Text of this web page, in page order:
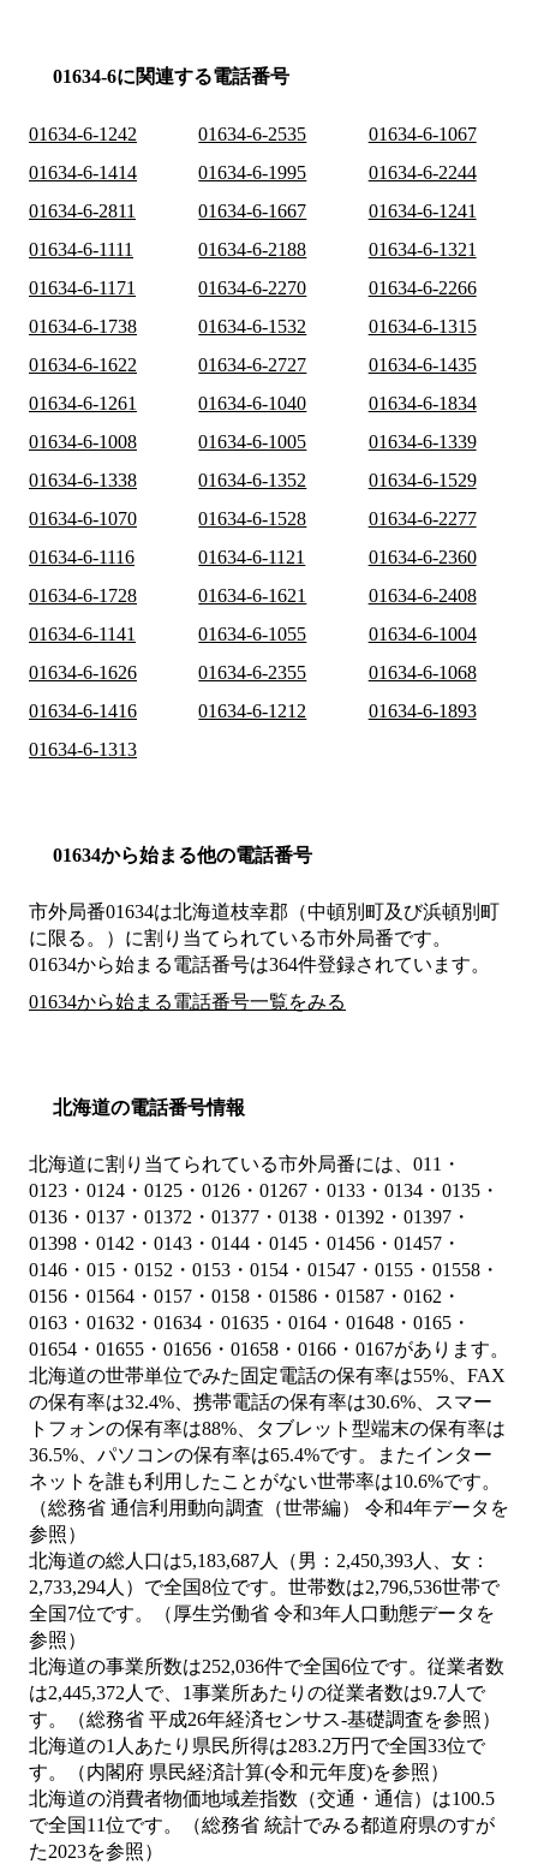
01634-6に関連する電話番号
01634-6-1242 01634-6-2535
01634-6-1067
01634-6-1414
01634-6-1995
01634-6-2244
01634-6-2811
01634-6-1667
01634-6-1241
01634-6-1111
01634-6-2188
01634-6-1321
01634-6-1171
01634-6-2270
01634-6-2266
01634-6-1738
01634-6-1532
01634-6-1315
01634-6-1622
01634-6-2727
01634-6-1435
01634-6-1261
01634-6-1040
01634-6-1834
01634-6-1008
01634-6-1005
01634-6-1339
01634-6-1338
01634-6-1352
01634-6-1529
01634-6-1070
01634-6-1528
01634-6-2277
01634-6-1116
01634-6-1121
01634-6-2360
01634-6-1728
01634-6-1621
01634-6-2408
01634-6-1141
01634-6-1055
01634-6-1004
01634-6-1626
01634-6-2355
01634-6-1068
01634-6-1416
01634-6-1212
01634-6-1893
01634-6-1313
01634から始まる他の電話番号
市外局番01634は北海道枝幸郡（中頓別町及び浜頓別町
に限る。） に割り当てられている市外局番です。
01634から始まる電話番号は364件登録されています。
01634から始まる電話番号一覧をみる
北海道の電話番号情報
北海道に割り当てられている市外局番には、011・
0123・0124・0125・0126・01267・0133・0134・0135・
0136・0137・01372・01377・0138・01392・01397・
01398・0142・0143・0144・0145・01456・01457・
0146・015・0152・0153・0154・01547・0155・01558・
0156・01564・0157・0158・01586・01587・0162・
0163・01632・01634・01635・0164・01648・0165・
01654・01655・01656・01658・0166・0167があります。
北海道の世帯単位でみた固定電話の保有率は55%、FAX
の保有率は32.4%、携帯電話の保有率は30.6%、スマー
トフォンの保有率は88%、タブレット型端末の保有率は
36.5%、パソコンの保有率は65.4%です。またインター
ネットを誰も利用したことがない世帯率は10.6%です。
（総務省 通信利用動向調査（世帯編） 令和4年データを
参照）
北海道の総人口は5,183,687人（男：2,450,393人、女：
2,733,294人）で全国8位です。世帯数は2,796,536世帯で
全国7位です。（厚生労働省 令和3年人口動態データを
参照）
北海道の事業所数は252,036件で全国6位です。従業者数
は2,445,372人で、1事業所あたりの従業者数は9.7人で
す。（総務省 平成26年経済センサス‐基礎調査を参照）
北海道の1人あたり県民所得は283.2万円で全国33位で
す。（内閣府 県民経済計算(令和元年度)を参照）
北海道の消費者物価地域差指数（交通・通信）は100.5
で全国11位です。（総務省 統計でみる都道府県のすが
た2023を参照）